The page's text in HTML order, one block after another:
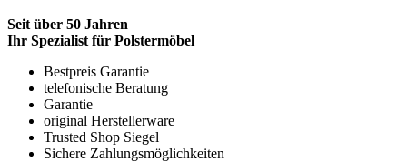
Seit über 50 Jahren
Ihr Spezialist für Polstermöbel
Bestpreis Garantie
telefonische Beratung
Garantie
original Herstellerware
Trusted Shop Siegel
Sichere Zahlungsmöglichkeiten